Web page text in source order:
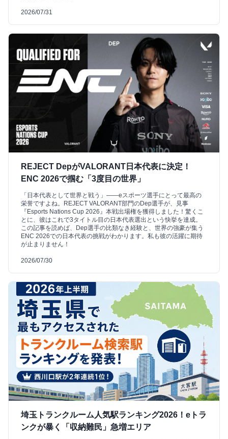
2026/07/31
REJECT DepがVALORANT日本代表に決定！
ENC 2026で掴む「3度目の世界」
「日本代表として世界と戦う」――eスポーツ選手にとって最高の
栄誉ですよね。REJECT VALORANT部門のDep選手が、見事
『Esports Nations Cup 2026』本戦出場権を獲得しました！驚くこ
とに、彼はこれで3タイトル目の日本代表選出という快挙を達成。
この記事を読めば、Dep選手の比類なき経験と、世界の強豪が集う
ENC 2026での日本代表の挑戦がわかります。私も彼の活躍に期待
が止まりません！
2026/07/30
埼玉トランクルーム人気駅ランキング2026！eトラ
ンクが暴く「収納難民」急増エリア